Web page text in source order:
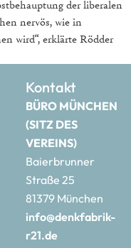
der liberalen
nervös, wie in
wird“, erklärte Rödder
Kontakt
BÜRO MÜNCHEN
(SITZ DES
VEREINS)
Baierbrunner
Straße 25
81379 München
info@denkfabrik-
r21.de